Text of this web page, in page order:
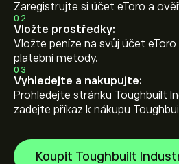
Zaregistrujte si účet eToro a
02
Vložte prostředky:
Vložte peníze na svůj účet
platební metody.
03
Vyhledejte a nakupujte:
Prohledejte stránku Toughbuilt
zadejte příkaz k nákupu
Koupit Toughbuilt